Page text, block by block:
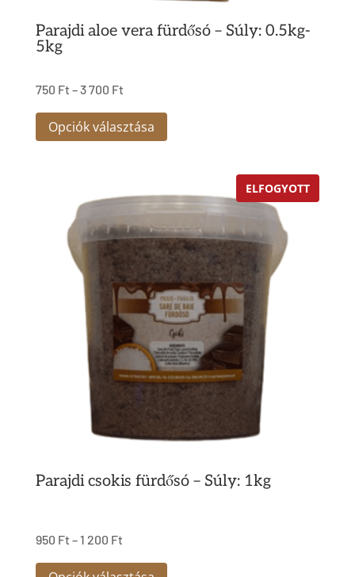
Parajdi aloe vera fürdősó – Súly: 0.5kg-
5kg
750 Ft –3 700 Ft
Opciók választása
Ennek
a
több
variációja
van.
A
változatok
a
termékoldalon
választhatók
ELFOGYOTT
Parajdi csokis fürdősó – Súly: 1kg
950 Ft –1 200 Ft
Ennek